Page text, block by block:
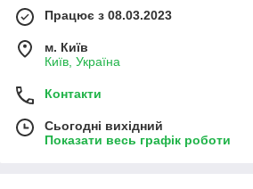
Працює з 08.03.2023
м. Київ
Київ, Україна
Контакти
Сьогодні вихідний
Показати весь графік роботи